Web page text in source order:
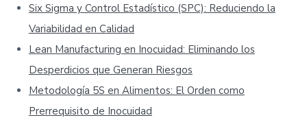
Six Sigma y Control Estadístico (SPC): Reduciendo la
Variabilidad en Calidad
Lean Manufacturing en Inocuidad: Eliminando los
Desperdicios que Generan Riesgos
Metodología 5S en Alimentos: El Orden como
Prerrequisito de Inocuidad